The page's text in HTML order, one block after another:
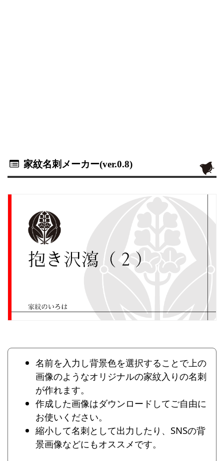
家紋名刺メーカー(ver.0.8)
名前を入力し背景色を選択することで上の
画像のようなオリジナルの家紋入りの名刺
が作れます。
作成した画像はダウンロードしてご自由に
お使いください。
縮小して名刺として出力したり、SNSの背
景画像などにもオススメです。